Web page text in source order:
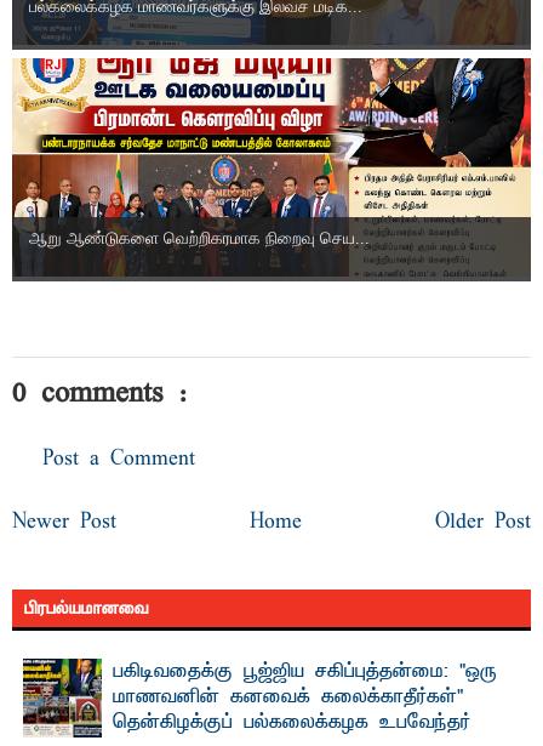
பல்கலைக்கழக மாணவர்களுக்கு இலவச மடிக...
ஆறு ஆண்டுகளை வெற்றிகரமாக நிறைவு செய...
0 comments :
Post a Comment
Newer Post Older Post
Home
பிரபல்யமானவை
பகிடிவதைக்கு பூஜ்ஜிய சகிப்புத்தன்மை: "ஒரு
மாணவனின் கனவைக் கலைக்காதீர்கள்" –
தென்கிழக்குப் பல்கலைக்கழக உபவேந்தர்